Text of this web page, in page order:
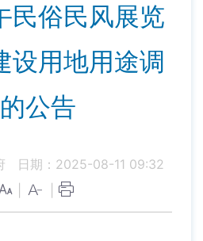
民俗民风展览
设用地用途调
公告
日期：2025-08-11 09:32